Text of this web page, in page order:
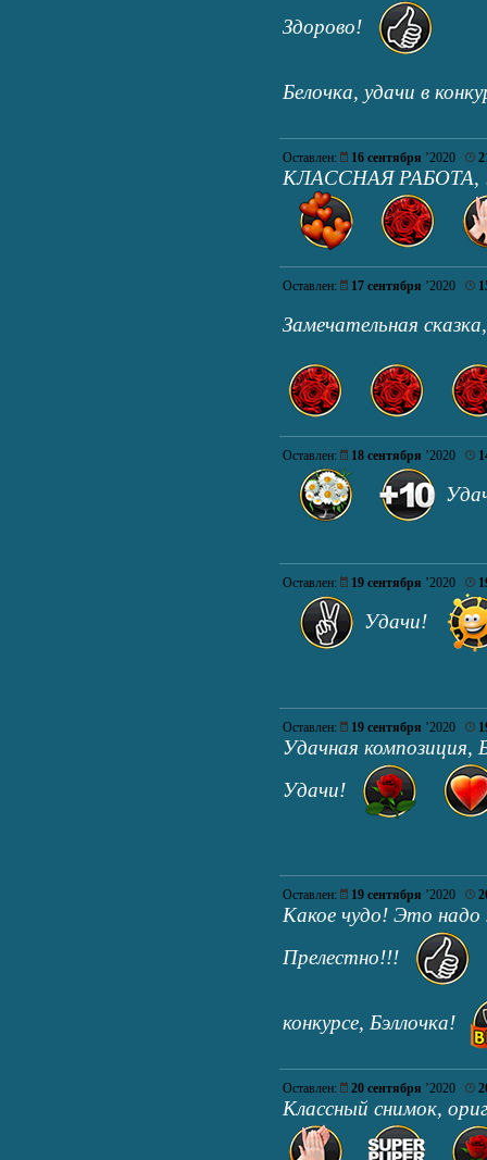
Здорово!
Белочка, удачи в
Оставлен: 16 сентября ’2020
КЛАССНАЯ
Оставлен: 17 сентября ’2020
Замечательная
Оставлен: 18 сентября ’2020
Оставлен: 19 сентября ’2020
Удачи!
Оставлен: 19 сентября ’2020
Удачная композиция,
Удачи!
Оставлен: 19 сентября ’2020
Какое чудо! Это
Прелестно!!!
конкурсе, Бэллочка!
Оставлен: 20 сентября ’2020
Классный снимок,